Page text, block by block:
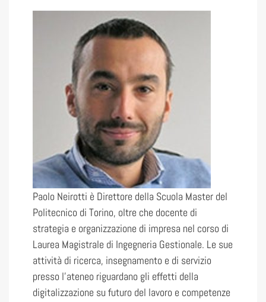
Paolo Neirotti è Direttore della Scuola Master del
Politecnico di Torino, oltre che docente di
strategia e organizzazione di impresa nel corso di
Laurea Magistrale di Ingegneria Gestionale. Le sue
attività di ricerca, insegnamento e di servizio
presso l’ateneo riguardano gli effetti della
digitalizzazione su futuro del lavoro e competenze